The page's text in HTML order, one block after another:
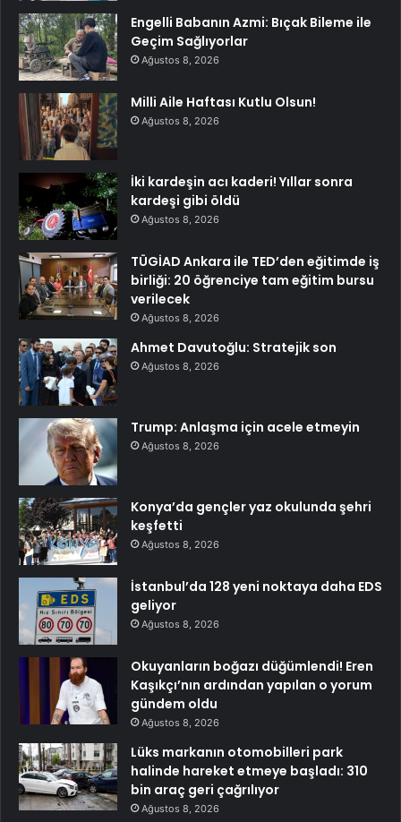
Engelli Babanın Azmi: Bıçak Bileme ile
Geçim Sağlıyorlar
Ağustos 8, 2026
Milli Aile Haftası Kutlu Olsun!
Ağustos 8, 2026
İki kardeşin acı kaderi! Yıllar sonra
kardeşi gibi öldü
Ağustos 8, 2026
TÜGİAD Ankara ile TED’den eğitimde iş
birliği: 20 öğrenciye tam eğitim bursu
verilecek
Ağustos 8, 2026
Ahmet Davutoğlu: Stratejik son
Ağustos 8, 2026
Trump: Anlaşma için acele etmeyin
Ağustos 8, 2026
Konya’da gençler yaz okulunda şehri
keşfetti
Ağustos 8, 2026
İstanbul’da 128 yeni noktaya daha EDS
geliyor
Ağustos 8, 2026
Okuyanların boğazı düğümlendi! Eren
Kaşıkçı’nın ardından yapılan o yorum
gündem oldu
Ağustos 8, 2026
Lüks markanın otomobilleri park
halinde hareket etmeye başladı: 310
bin araç geri çağrılıyor
Ağustos 8, 2026